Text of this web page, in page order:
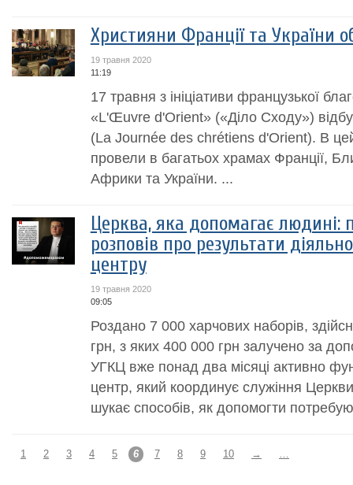
Християни Франції та України
19 травня 2020
11:19
17 травня з ініціативи французької
«L'Œuvre d'Orient» («Діло Сходу»)
(La Journée des chrétiens d'Orient). В
провели в багатьох храмах Франції,
Африки та України. ...
Церква, яка допомагає людині:
розповів про результати
центру
19 травня 2020
09:05
Роздано 7 000 харчових наборів,
грн, з яких 400 000 грн залучено за
УГКЦ вже понад два місяці активно
центр, який координує служіння
шукає способів, як допомогти
1 2 3 4 5 6 7 8 9 10 → …